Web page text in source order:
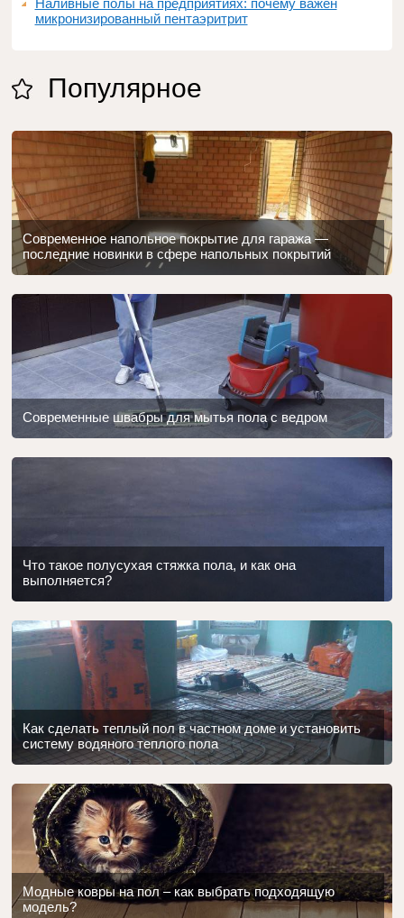
микронизированный пентаэритрит
Популярное
Современное напольное покрытие для гаража —
последние новинки в сфере напольных покрытий
Современные швабры для мытья пола с ведром
Что такое полусухая стяжка пола, и как она
выполняется?
Как сделать теплый пол в частном доме и установить
систему водяного теплого пола
Модные ковры на пол – как выбрать подходящую
модель?